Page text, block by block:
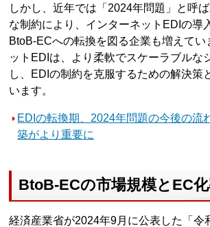
しかし、近年では「2024年問題」と呼
な制約により、インターネットEDIの導
BtoB-ECへの転換を図る企業も増えてい
ットEDIは、より柔軟でスケーラブルな
し、EDIの制約を克服するための解決策
います。
EDIの転換期、2024年問題の今後の流
築がより重要に
BtoB-ECの市場規模とEC
経済産業省が2024年9月に公表した「令